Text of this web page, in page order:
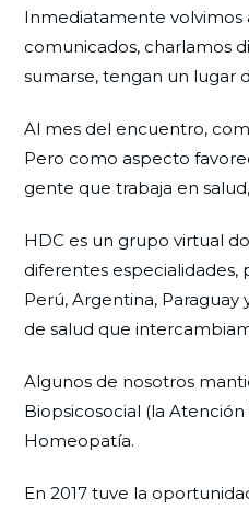
Inmediatamente volvimos
comunicados, charlamos
sumarse, tengan un lugar
Al mes del encuentro,
Pero como aspecto
gente que trabaja en
HDC es un grupo virtual
diferentes especialidades,
Perú, Argentina,
de salud que
Algunos de nosotros
Biopsicosocial (la
Homeopatía.
En 2017 tuve la